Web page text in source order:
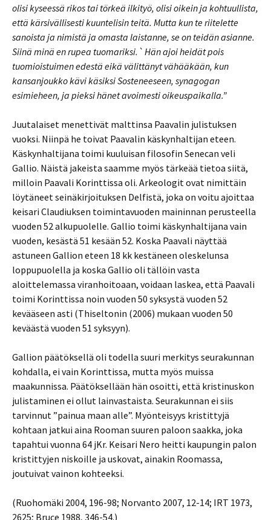
olisi kyseessä rikos tai törkeä ilkityö, olisi oikein ja kohtuullista,
että kärsivällisesti kuuntelisin teitä. Mutta kun te riitelette
sanoista ja nimistä ja omasta laistanne, se on teidän asianne.
Siinä minä en rupea tuomariksi.` Hän ajoi heidät pois
tuomioistuimen edestä eikä välittänyt vähääkään, kun
kansanjoukko kävi käsiksi Sosteneeseen, synagogan
esimieheen, ja pieksi hänet avoimesti oikeuspaikalla.”
Juutalaiset menettivät malttinsa Paavalin julistuksen
vuoksi. Niinpä he toivat Paavalin käskynhaltijan eteen.
Käskynhaltijana toimi kuuluisan filosofin Senecan veli
Gallio. Näistä jakeista saamme myös tärkeää tietoa siitä,
milloin Paavali Korinttissa oli. Arkeologit ovat nimittäin
löytäneet seinäkirjoituksen Delfistä, joka on voitu ajoittaa
keisari Claudiuksen toimintavuoden maininnan perusteella
vuoden 52 alkupuolelle. Gallio toimi käskynhaltijana vain
vuoden, kesästä 51 kesään 52. Koska Paavali näyttää
astuneen Gallion eteen 18 kk kestäneen oleskelunsa
loppupuolella ja koska Gallio oli tällöin vasta
aloittelemassa viranhoitoaan, voidaan laskea, että Paavali
toimi Korinttissa noin vuoden 50 syksystä vuoden 52
kevääseen asti (Thiseltonin (2006) mukaan vuoden 50
keväästä vuoden 51 syksyyn).
Gallion päätöksellä oli todella suuri merkitys seurakunnan
kohdalla, ei vain Korinttissa, mutta myös muissa
maakunnissa. Päätöksellään hän osoitti, että kristinuskon
julistaminen ei ollut lainvastaista. Seurakunnan ei siis
tarvinnut ”painua maan alle”. Myönteisyys kristittyjä
kohtaan jatkui aina Rooman suuren paloon saakka, joka
tapahtui vuonna 64 jKr. Keisari Nero heitti kaupungin palon
kristittyjen niskoille ja uskovat, ainakin Roomassa,
joutuivat vainon kohteeksi.
(Ruohomäki 2004, 196-98; Norvanto 2007, 12-14; IRT 1973,
2625; Bruce 1988, 346-54.)